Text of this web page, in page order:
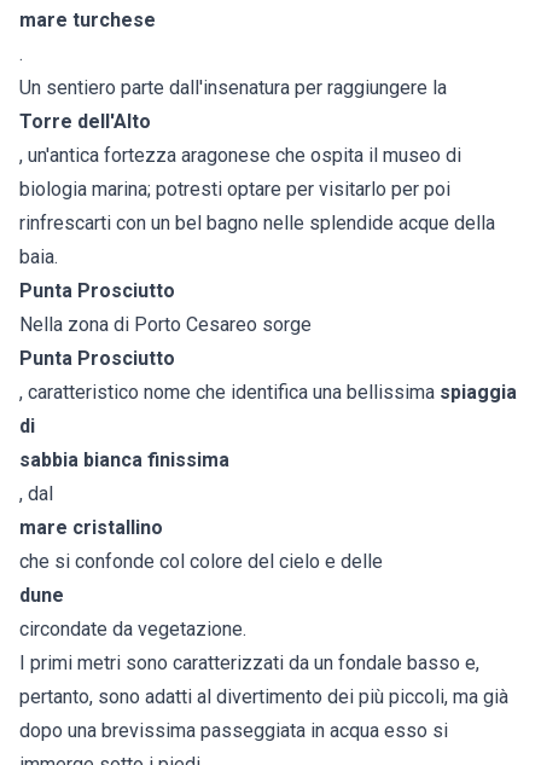
mare turchese
.
Un sentiero parte dall'insenatura per raggiungere la
Torre dell'Alto
, un'antica fortezza aragonese che ospita il museo di
biologia marina; potresti optare per visitarlo per poi
rinfrescarti con un bel bagno nelle splendide acque della
baia.
Punta Prosciutto
Nella zona di Porto Cesareo sorge
Punta Prosciutto
, caratteristico nome che identifica una bellissima spiaggia
di
sabbia bianca finissima
, dal
mare cristallino
che si confonde col colore del cielo e delle
dune
circondate da vegetazione.
I primi metri sono caratterizzati da un fondale basso e,
pertanto, sono adatti al divertimento dei più piccoli, ma già
dopo una brevissima passeggiata in acqua esso si